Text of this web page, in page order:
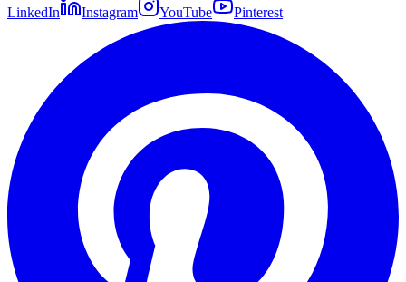
LinkedIn Instagram YouTube Pinterest